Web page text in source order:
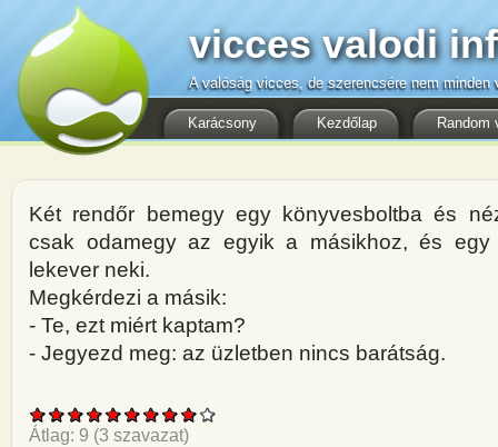
Karácsony Kezdőlap Random
vicces valodi
A valóság vicces, de szerencsére nem minden
Két rendőr bemegy egy könyvesboltba és
csak odamegy az egyik a másikhoz, és egy
lekever neki.
Megkérdezi a másik:
- Te, ezt miért kaptam?
- Jegyezd meg: az üzletben nincs barátság.
Átlag: 9 (3 szavazat)